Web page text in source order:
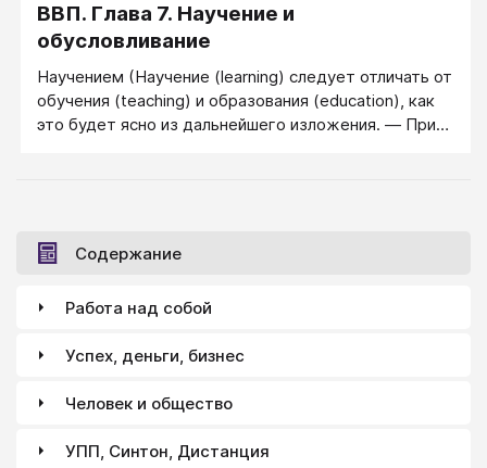
ВВП. Глава 7. Научение и
обусловливание
Научением (Научение (learning) следует отличать от
обучения (teaching) и образования (education), как
это будет ясно из дальнейшего изложения. — Прим.
личности.Содержание
Работа над собой
Успех, деньги, бизнес
Человек и общество
УПП, Синтон, Дистанция